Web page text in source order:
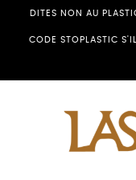
DITES NON AU
CODE STOPLASTIC